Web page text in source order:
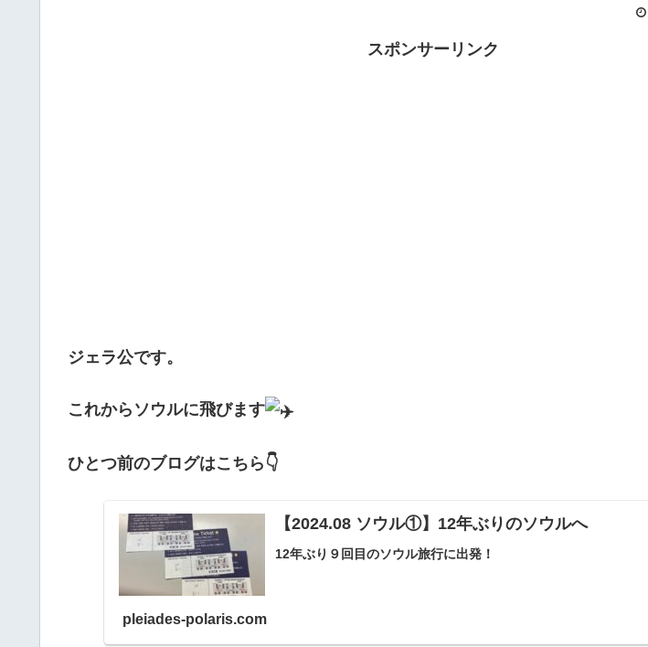
スポンサーリンク
ジェラ公です。
これからソウルに飛びます
ひとつ前のブログはこちら👇
【2024.08 ソウル①】12年ぶりのソウルへ
12年ぶり９回目のソウル旅行に出発！
pleiades-polaris.com